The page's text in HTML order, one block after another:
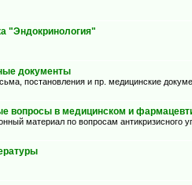
"Эндокринология"
документы
постановления и пр. медицинские
вопросы в медицинском и
материал по вопросам антикризисного